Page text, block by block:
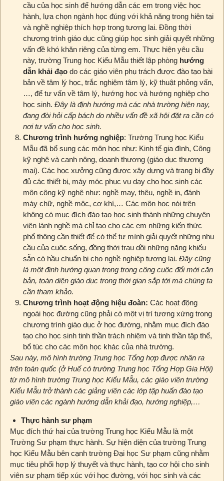
cầu của học sinh để hướng dẫn các em trong việc học
hành, lựa chọn ngành học đúng với khả năng trong hiện tại
và nghề nghiệp thích hợp trong tương lai. Đồng thời
chương trình giáo dục cũng giúp học sinh giải quyết những
vấn đề khó khăn riêng của từng em. Thực hiện yêu cầu
này, trường Trung học Kiểu Mẫu thiết lập phòng hướng
dẫn khải đạodo các giáo viên phụ trách được đào tạo bài
bản về tâm lý học, trắc nghiệm tâm lý, kỹ thuật phỏng vấn,
…, để tư vấn về tâm lý, hướng học và hướng nghiệp cho
học sinh. Đây là định hướng mà các nhà trường hiện nay,
đang đòi hỏi cấp bách do nhiều vấn đề xã hội đặt ra cần có
nơi tư vấn cho học sinh.
Chương trình hướng nghiệp: Trường Trung học Kiểu
Mẫu đã bổ sung các môn học như: Kinh tế gia đình, Công
kỹ nghệ và canh nông, doanh thương (giáo dục thương
mại). Các học xưởng cũng được xây dựng và trang bị đầy
đủ các thiết bị, máy móc phục vụ dạy cho học sinh các
môn công kỹ nghệ như: nghề may, thêu, nghề in, đánh
máy chữ, nghề mộc, cơ khí,… Các môn học nói trên
không có mục đích đào tạo học sinh thành những chuyên
viên lành nghề mà chỉ tạo cho các em những kiến thức
phổ thông cần thiết để có thể tự mình giải quyết những nhu
cầu của cuộc sống, đồng thời trau dồi những năng khiếu
sẵn có hầu chuẩn bị cho nghề nghiệp tương lai. Đây cũng
là một định hướng quan trọng trong công cuộc đổi mới căn
bản, toàn diện giáo dục trong thời gian sắp tới mà chúng ta
cần tham khảo.
Chương trình hoạt động hiệu đoàn: Các hoạt động
ngoài học đường cũng phải có một vị trí tương xứng trong
chương trình giáo dục ở học đường, nhằm mục đích đào
tạo cho học sinh tinh thần trách nhiệm và tinh thần tập thể,
bổ túc cho các môn học khác của nhà trường.
Sau này, mô hình trường Trung học Tổng hợp được nhân ra
trên toàn quốc (ở Huế có trường Trung học Tổng Hợp Gia Hội)
từ mô hình trường Trung học Kiểu Mẫu, các giáo viên trường
Kiểu Mẫu trở thành các giảng viên các lớp tập huấn đào tạo
giáo viên các ngành hướng dẫn khải đạo, hướng nghiệp,…
Thực hành sư phạm
Mục đích thứ hai của trường Trung học Kiểu Mẫu là một
Trường Sư phạm thực hành. Sự hiện diện của trường Trung
học Kiểu Mẫu bên cạnh trường Đại học Sư phạm cũng nhằm
mục tiêu phối hợp lý thuyết và thực hành, tạo cơ hội cho sinh
viên sư phạm tiếp xúc với học đường, với học sinh và các